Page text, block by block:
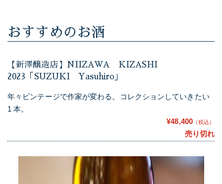
おすすめのお酒
【新澤醸造店】NIIZAWA KIZASHI
2023「SUZUKI Yasuhiro」
年々ビンテージで作家が変わる。コレクションしていきたい
1 本。
¥48,400 （税込）
売り切れ